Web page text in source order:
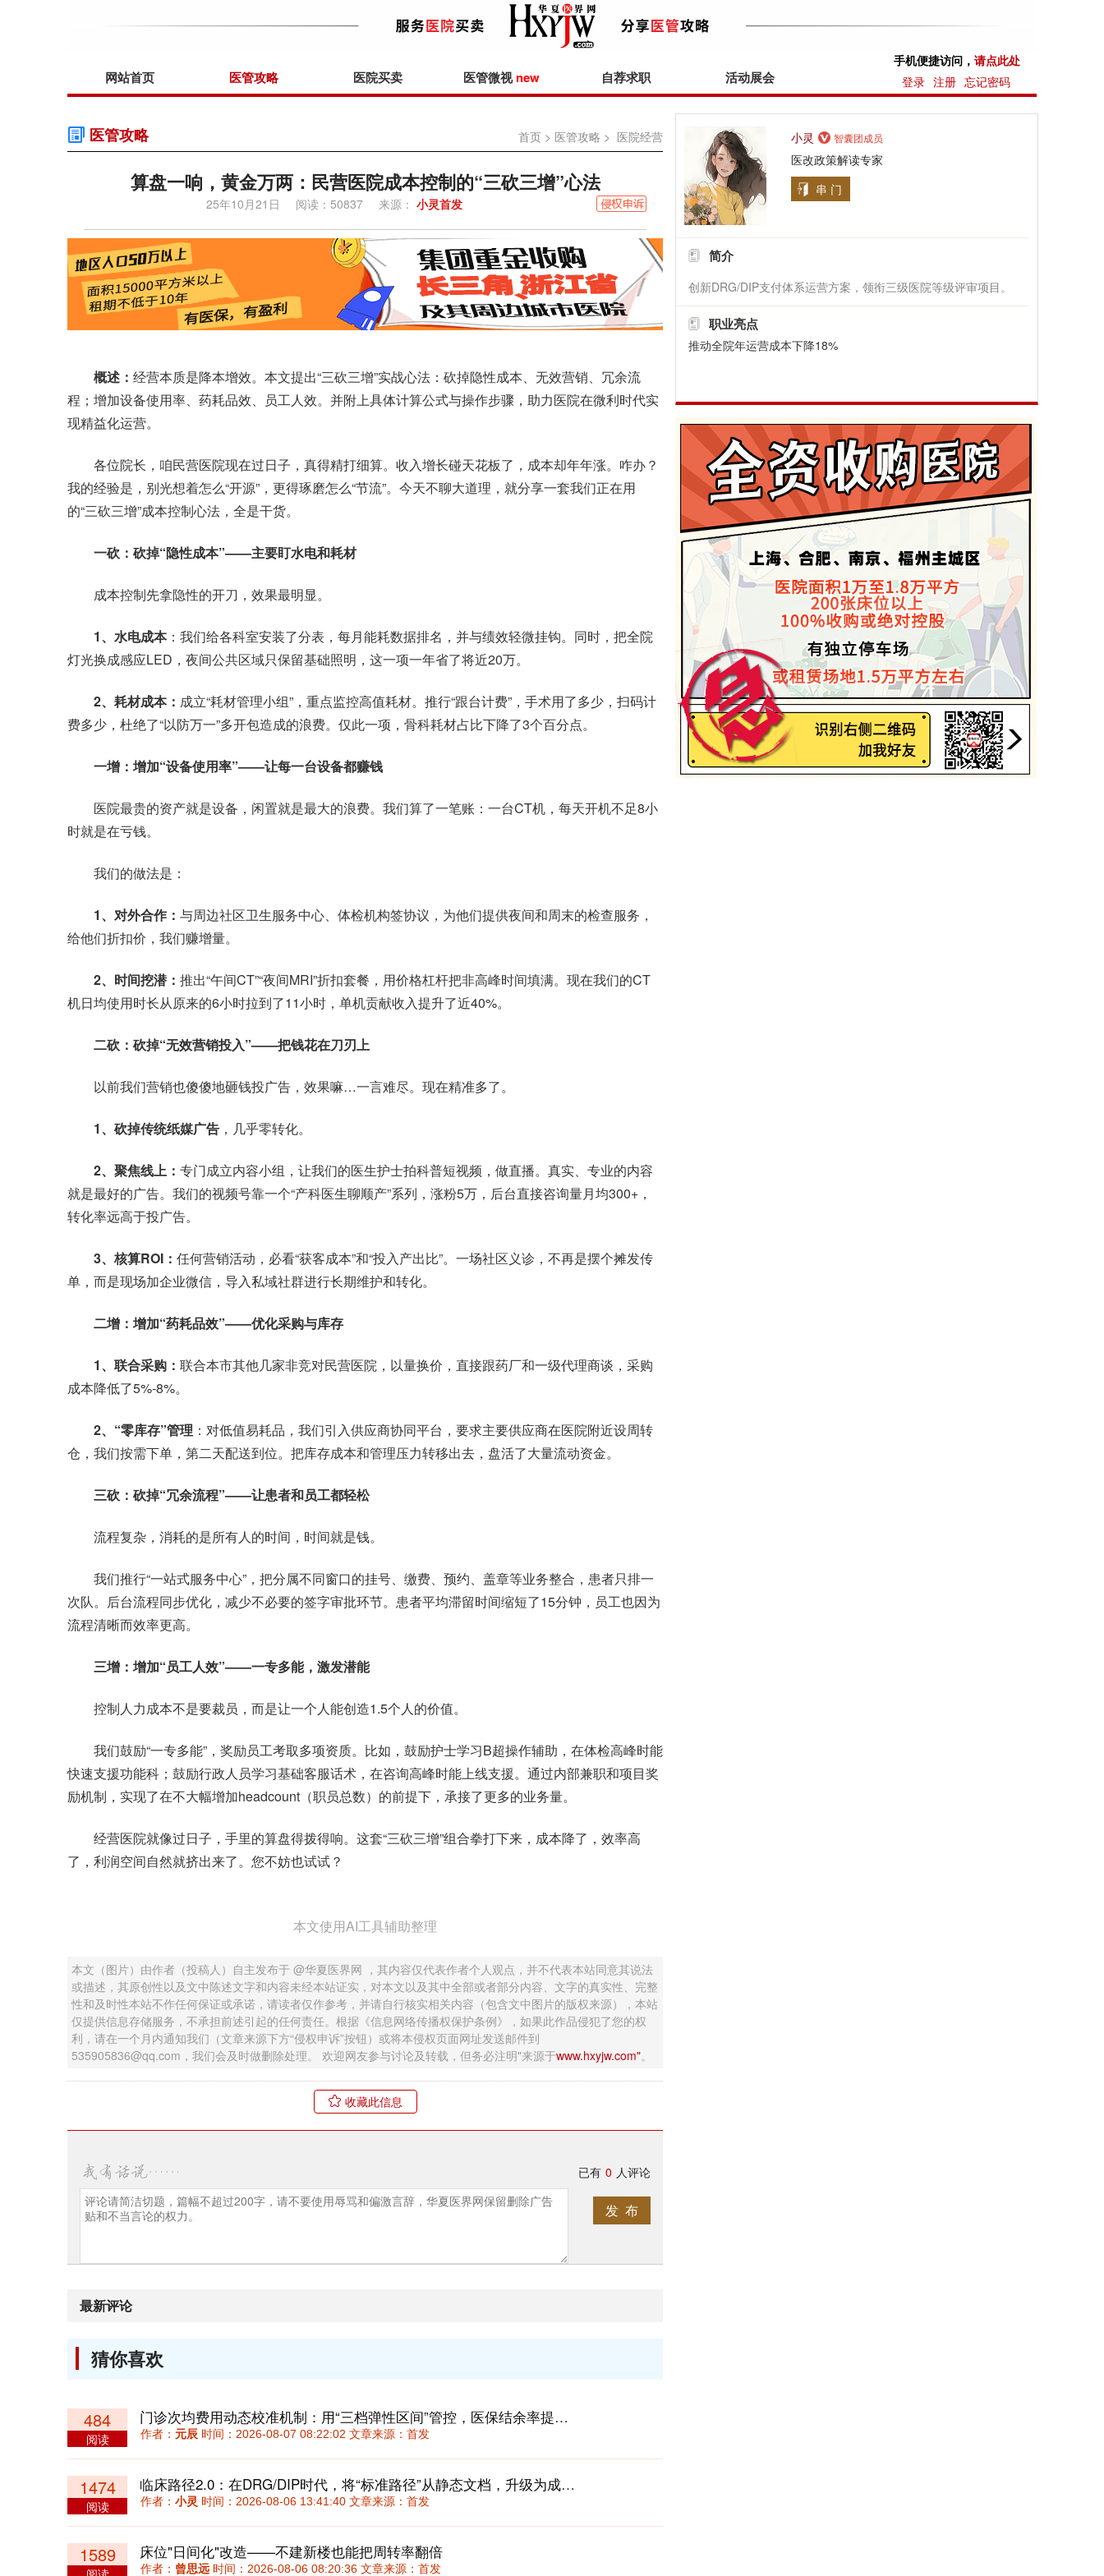
网站首页 医管攻略 医院买卖 医管微视new 自荐求职 活动展会
手机便捷访问， 请点此处
登录 注册 忘记密码
医管攻略 首页 > 医管攻略 > 医院经营
算盘一响，黄金万两：民营医院成本控制的“三砍三增”心法
25年10月21日 阅读：50837 来源： 小灵首发
概述： 经营本质是降本增效。本文提出“三砍三增”实战心法：砍掉隐性成本、无效营销、冗余流
程；增加设备使用率、药耗品效、员工人效。并附上具体计算公式与操作步骤，助力医院在微利时代实
现精益化运营。
各位院长，咱民营医院现在过日子，真得精打细算。收入增长碰天花板了，成本却年年涨。咋办？
我的经验是，别光想着怎么“开源”，更得琢磨怎么“节流”。今天不聊大道理，就分享一套我们正在用
的“三砍三增”成本控制心法，全是干货。
一砍：砍掉“隐性成本”——主要盯水电和耗材
成本控制先拿隐性的开刀，效果最明显。
1、水电成本：我们给各科室安装了分表，每月能耗数据排名，并与绩效轻微挂钩。同时，把全院
灯光换成感应LED，夜间公共区域只保留基础照明，这一项一年省了将近20万。
2、耗材成本： 成立“耗材管理小组”，重点监控高值耗材。推行“跟台计费”，手术用了多少，扫码计
费多少，杜绝了“以防万一”多开包造成的浪费。仅此一项，骨科耗材占比下降了3个百分点。
一增：增加“设备使用率”——让每一台设备都赚钱
医院最贵的资产就是设备，闲置就是最大的浪费。我们算了一笔账：一台CT机，每天开机不足8小
时就是在亏钱。
我们的做法是：
1、对外合作： 与周边社区卫生服务中心、体检机构签协议，为他们提供夜间和周末的检查服务，
给他们折扣价，我们赚增量。
2、时间挖潜： 推出“午间CT”“夜间MRI”折扣套餐，用价格杠杆把非高峰时间填满。现在我们的CT
机日均使用时长从原来的6小时拉到了11小时，单机贡献收入提升了近40%。
二砍：砍掉“无效营销投入”——把钱花在刀刃上
以前我们营销也傻傻地砸钱投广告，效果嘛…一言难尽。现在精准多了。
1、砍掉传统纸媒广告 ，几乎零转化。
2、聚焦线上： 专门成立内容小组，让我们的医生护士拍科普短视频，做直播。真实、专业的内容
就是最好的广告。我们的视频号靠一个“产科医生聊顺产”系列，涨粉5万，后台直接咨询量月均300+，
转化率远高于投广告。
3、核算ROI： 任何营销活动，必看“获客成本”和“投入产出比”。一场社区义诊，不再是摆个摊发传
单，而是现场加企业微信，导入私域社群进行长期维护和转化。
二增：增加“药耗品效”——优化采购与库存
1、联合采购： 联合本市其他几家非竞对民营医院，以量换价，直接跟药厂和一级代理商谈，采购
成本降低了5%-8%。
2、“零库存”管理 ：对低值易耗品，我们引入供应商协同平台，要求主要供应商在医院附近设周转
仓，我们按需下单，第二天配送到位。把库存成本和管理压力转移出去，盘活了大量流动资金。
三砍：砍掉“冗余流程”——让患者和员工都轻松
流程复杂，消耗的是所有人的时间，时间就是钱。
我们推行“一站式服务中心”，把分属不同窗口的挂号、缴费、预约、盖章等业务整合，患者只排一
次队。后台流程同步优化，减少不必要的签字审批环节。患者平均滞留时间缩短了15分钟，员工也因为
流程清晰而效率更高。
三增：增加“员工人效”——一专多能，激发潜能
控制人力成本不是要裁员，而是让一个人能创造1.5个人的价值。
我们鼓励“一专多能”，奖励员工考取多项资质。比如，鼓励护士学习B超操作辅助，在体检高峰时能
快速支援功能科；鼓励行政人员学习基础客服话术，在咨询高峰时能上线支援。通过内部兼职和项目奖
励机制，实现了在不大幅增加headcount（职员总数）的前提下，承接了更多的业务量。
经营医院就像过日子，手里的算盘得拨得响。这套“三砍三增”组合拳打下来，成本降了，效率高
了，利润空间自然就挤出来了。您不妨也试试？
本文使用AI工具辅助整理
本文（图片）由作者（投稿人）自主发布于 @华夏医界网 ，其内容仅代表作者个人观点，并不代表本站同意其说法
或描述，其原创性以及文中陈述文字和内容未经本站证实，对本文以及其中全部或者部分内容、文字的真实性、完整
性和及时性本站不作任何保证或承诺，请读者仅作参考，并请自行核实相关内容（包含文中图片的版权来源），本站
仅提供信息存储服务，不承担前述引起的任何责任。根据《信息网络传播权保护条例》，如果此作品侵犯了您的权
利，请在一个月内通知我们（文章来源下方“侵权申诉”按钮）或将本侵权页面网址发送邮件到
535905836@qq.com，我们会及时做删除处理。 欢迎网友参与讨论及转载，但务必注明"来源于www.hxyjw.com"。
收藏此信息
已有 0 人评论
发 布
最新评论
猜你喜欢
484
阅读
门诊次均费用动态校准机制：用“三档弹性区间”管控，医保结余率提升12%还不丢患者
作者： 元辰 时间：2026-08-07 08:22:02 文章来源：首发
1474
阅读
临床路径2.0：在DRG/DIP时代，将“标准路径”从静态文档，升级为成本与质量的动态“驾驶舱”
作者： 小灵 时间：2026-08-06 13:41:40 文章来源：首发
1589 床位"日间化"改造——不建新楼也能把周转率翻倍
作者： 曾思远 时间：2026-08-06 08:20:36 文章来源：首发
小灵 智囊团成员
医改政策解读专家
串 门
简介
创新DRG/DIP支付体系运营方案，领衔三级医院等级评审项目。
职业亮点
推动全院年运营成本下降18%